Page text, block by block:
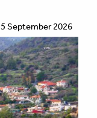
5 September 2026